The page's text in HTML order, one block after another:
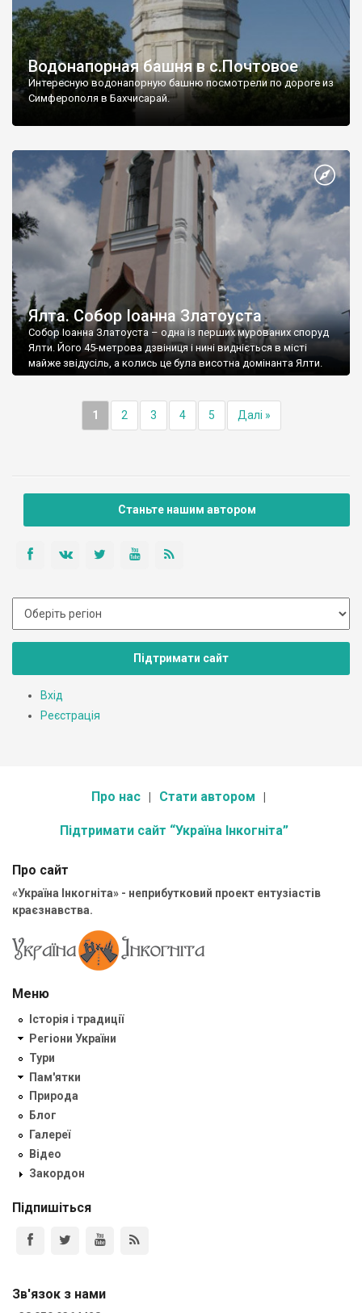
Водонапорная башня в с.Почтовое
Интересную водонапорную башню посмотрели по дороге из
Симферополя в Бахчисарай.
Ялта. Собор Іоанна Златоуста
Собор Іоанна Златоуста – одна із перших мурованих споруд
Ялти. Його 45-метрова дзвіниця і нині видніється в місті
майже звідусіль, а колись це була висотна домінанта Ялти.
1 2 3 4 5 Далі »
Станьте нашим автором
Підтримати сайт
Вхід
Реєстрація
Про нас Стати автором
Підтримати сайт “Україна Інкогніта”
Про сайт
«Україна Інкогніта» - неприбутковий проект ентузіастів
краєзнавства.
Меню
Історія і традиції
Регіони України
Тури
Пам'ятки
Природа
Блог
Галереї
Відео
Закордон
Підпишіться
Зв'язок з нами